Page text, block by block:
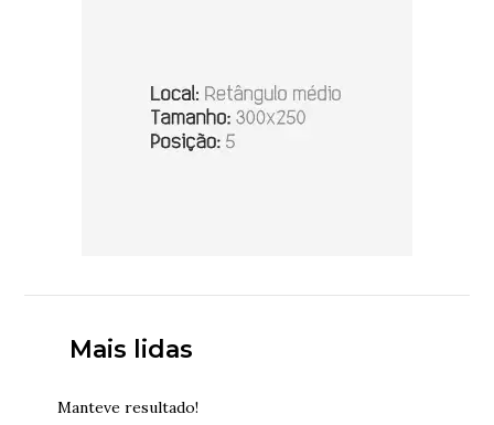
Mais lidas
Manteve resultado!